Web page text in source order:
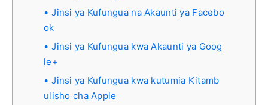
Jinsi ya Kufungua na Akaunti ya Facebo
ok
Jinsi ya Kufungua kwa Akaunti ya Goog
le+
Jinsi ya Kufungua kwa kutumia Kitamb
ulisho cha Apple